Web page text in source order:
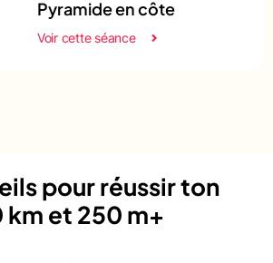
Pyramide en côte
Voir cette séance
pour réussir ton
km et 250 m+